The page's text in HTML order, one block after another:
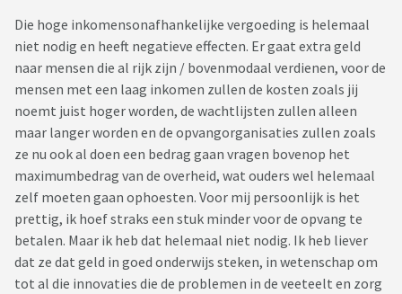
Die hoge inkomensonafhankelijke vergoeding is helemaal
niet nodig en heeft negatieve effecten. Er gaat extra geld
naar mensen die al rijk zijn / bovenmodaal verdienen, voor de
mensen met een laag inkomen zullen de kosten zoals jij
noemt juist hoger worden, de wachtlijsten zullen alleen
maar langer worden en de opvangorganisaties zullen zoals
ze nu ook al doen een bedrag gaan vragen bovenop het
maximumbedrag van de overheid, wat ouders wel helemaal
zelf moeten gaan ophoesten. Voor mij persoonlijk is het
prettig, ik hoef straks een stuk minder voor de opvang te
betalen. Maar ik heb dat helemaal niet nodig. Ik heb liever
dat ze dat geld in goed onderwijs steken, in wetenschap om
tot al die innovaties die de problemen in de veeteelt en zorg